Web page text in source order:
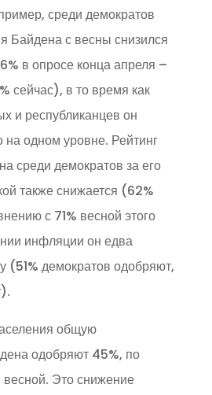
среди демократов
Байдена с весны снизился
в опросе конца апреля –
сейчас), в то время как
и республиканцев он
на одном уровне. Рейтинг
среди демократов за его
также снижается (62%
с 71% весной этого
инфляции он едва
(51% демократов одобряют,
общую
одобряют 45%, по
Это снижение